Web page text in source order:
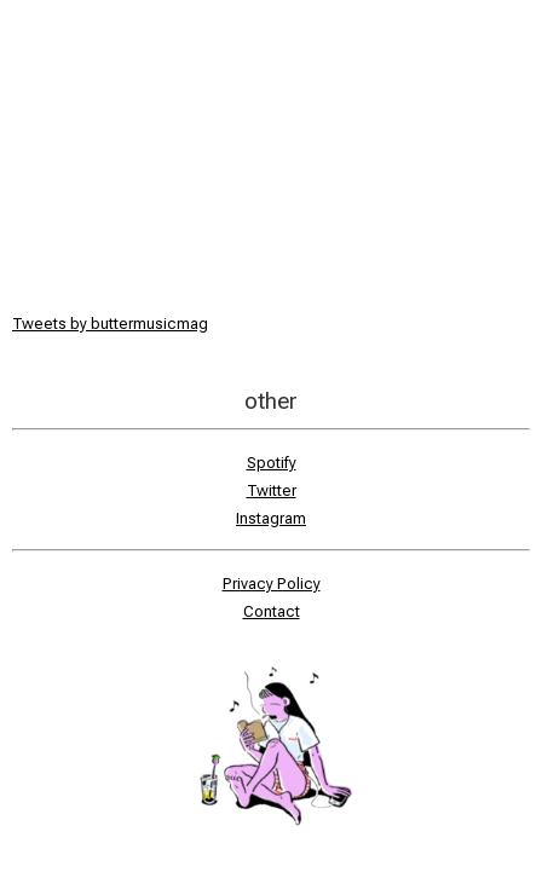
Tweets by buttermusicmag
other
Spotify
Twitter
Instagram
Privacy Policy
Contact